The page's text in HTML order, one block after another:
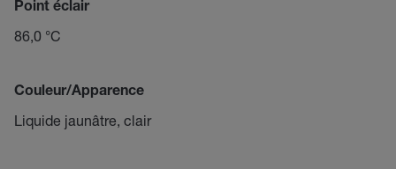
Point éclair
86,0 °C
Couleur/Apparence
Liquide jaunâtre, clair